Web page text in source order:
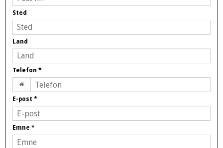
Sted
Land
Telefon *
E-post *
Emne *